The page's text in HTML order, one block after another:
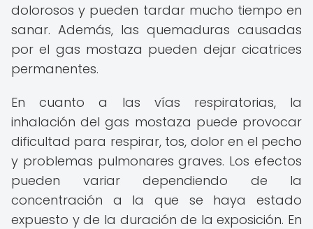
dolorosos y pueden tardar mucho tiempo en
sanar. Además, las quemaduras causadas
por el gas mostaza pueden dejar cicatrices
permanentes.
En cuanto a las vías respiratorias, la
inhalación del gas mostaza puede provocar
dificultad para respirar, tos, dolor en el pecho
y problemas pulmonares graves. Los efectos
pueden variar dependiendo de la
concentración a la que se haya estado
expuesto y de la duración de la exposición. En